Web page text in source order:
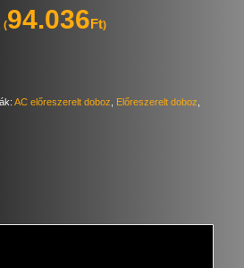
(94.036Ft)
AC előreszerelt doboz Előreszerelt doboz